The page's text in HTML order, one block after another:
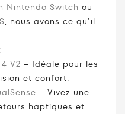
Nintendo Switch ou
, nous avons ce qu’il
V2 – Idéale pour les
et confort.
– Vivez une
haptiques et